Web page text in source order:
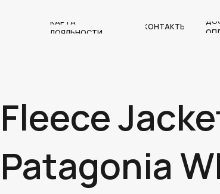
КОНТАКТЫ
КАРТА
ЛОЯЛЬНОСТИ
Fleece
Patagonia